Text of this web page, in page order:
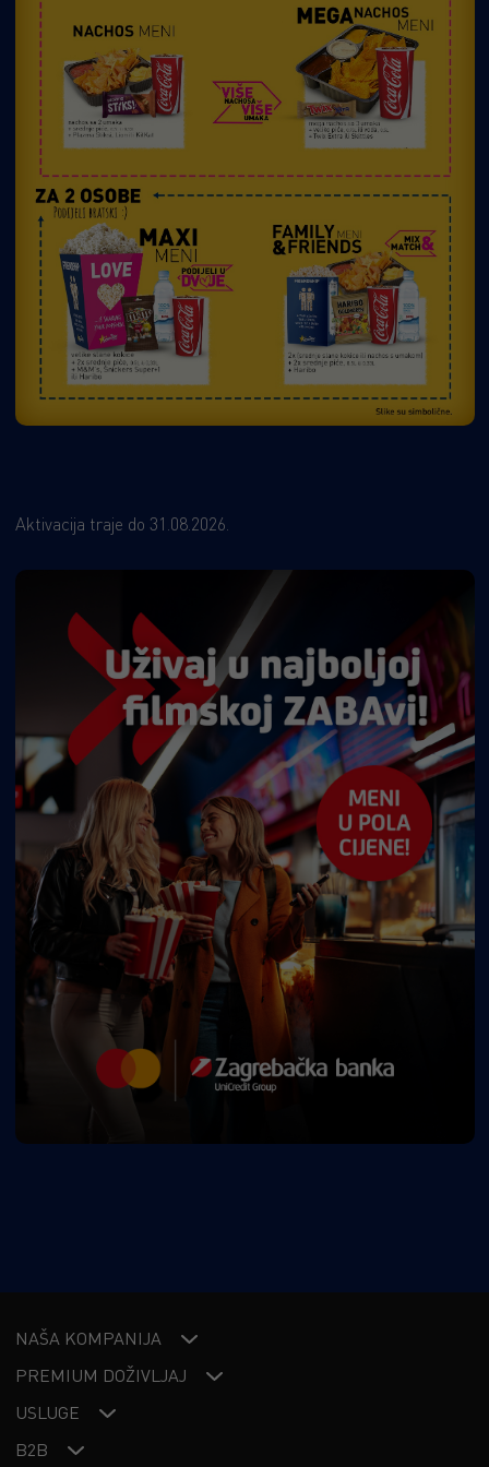
Aktivacija traje do 31.08.2026.
NAŠA KOMPANIJA
PREMIUM DOŽIVLJAJ
USLUGE
B2B